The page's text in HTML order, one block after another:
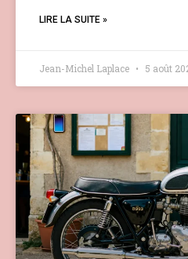
LIRE LA SUITE »
Jean-Michel Laplace 5 août